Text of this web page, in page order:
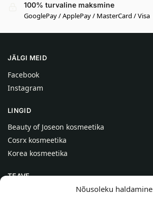
Nõusoleku haldamine
100% turvaline maksmine
GooglePay / ApplePay / MasterCard / Visa
JÄLGI MEID
Facebook
Instagram
LINGID
Beauty of Joseon kosmeetika
Cosrx kosmeetika
Korea kosmeetika
TEAVE